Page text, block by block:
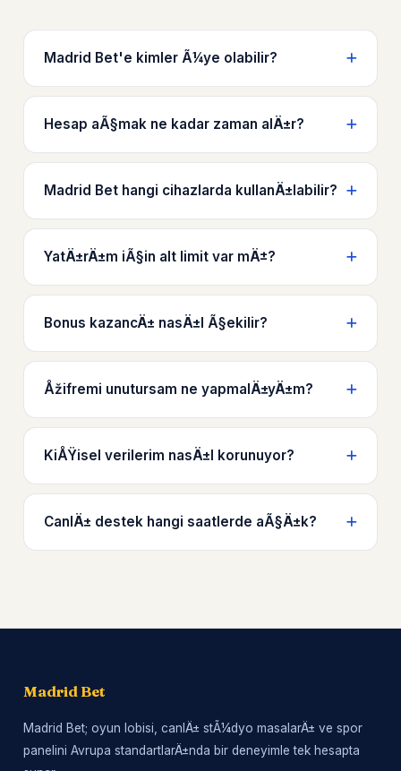
Madrid Bet'e kimler Ã¼ye olabilir?
Hesap aÃ§mak ne kadar zaman alÄ±r?
Madrid Bet hangi cihazlarda kullanÄ±labilir?
YatÄ±rÄ±m iÃ§in alt limit var mÄ±?
Bonus kazancÄ± nasÄ±l Ã§ekilir?
Åžifremi unutursam ne yapmalÄ±yÄ±m?
KiÅŸisel verilerim nasÄ±l korunuyor?
CanlÄ± destek hangi saatlerde aÃ§Ä±k?
Madrid Bet
Madrid Bet; oyun lobisi, canlÄ± stÃ¼dyo masalarÄ± ve spor
panelini Avrupa standartlarÄ±nda bir deneyimle tek hesapta